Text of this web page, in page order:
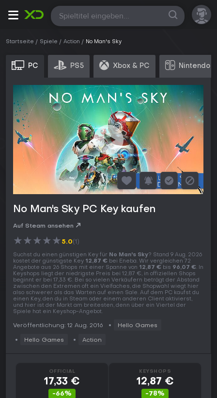
Alle
Startseite Spiele Action No Man's Sky
PC PS5 Xbox & PC Nintendo
No Man's Sky PC Key kaufen
Auf Steam ansehen
★★★★★ 5.0(1)
Suchst du einen günstigen Key für No Man's Sky? Stand 9 Aug. 2026
kostet der günstigste Key 12,87 € bei Eneba. Wir vergleichen 72
Angebote aus 26 Shops mit einer Spanne von 12,87 € bis 96,07 €. In
Keyshops liegt der niedrigste Preis bei 12,87 €, in offiziellen Shops
beginnt er bei 17,33 €. Bei so vielen Verkäufern beträgt der Abstand
zwischen den Extremen oft ein Vielfaches, die Shopwahl wiegt hier
also schwerer als das Warten auf einen Sale. Auf dem PC kaufst du
einen Key, den du in Steam oder einem anderen Client aktivierst,
und hier ist der Markt am breitesten, denn über ein Viertel der
Spiele hat ein Keyshop-Angebot.
Veröffentlichung: 12 Aug. 2016 Hello Games
Hello Games Action
OFFICIAL
17,33 €
-66%
KEYSHOPS
12,87 €
-78%